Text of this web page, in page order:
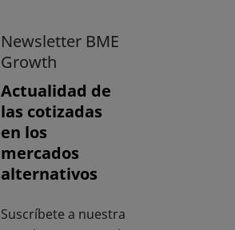
Newsletter BME
Growth
Actualidad de
las cotizadas
en los
mercados
alternativos
Suscríbete a nuestra